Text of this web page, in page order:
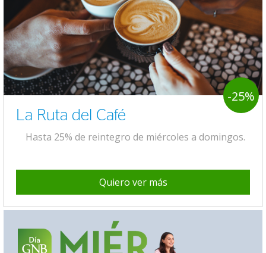
-25%
La Ruta del Café
Hasta 25% de reintegro de miércoles a domingos.
Quiero ver más